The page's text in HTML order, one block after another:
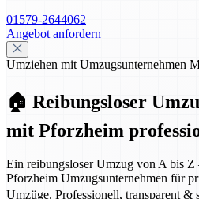
01579-2644062
Angebot anfordern
Umziehen mit Umzugsunternehmen
🏠 Reibungsloser
mit Pforzheim
Ein reibungsloser Umzug von A bis Z
Pforzheim Umzugsunternehmen für
Umzüge. Professionell, transparent &